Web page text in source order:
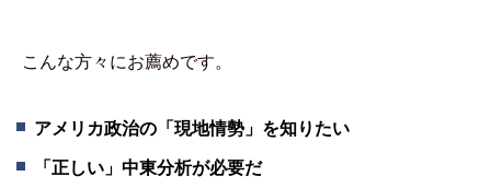
こんな方々にお薦めです。
アメリカ政治の「現地情勢」を知りたい
「正しい」中東分析が必要だ